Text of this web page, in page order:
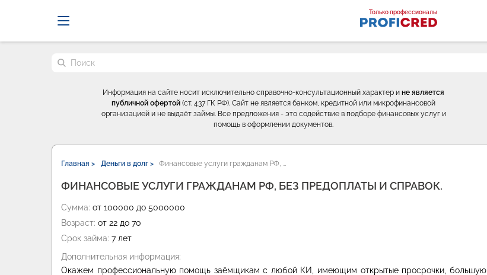
Только профессионалы
Поиск по сайту
Информация на сайте носит исключительно справочно-консультационный характер ине является
публичной офертой (ст. 437 ГК РФ). Сайт не является банком, кредитной или микрофинансовой
организацией и не выдаёт займы. Все предложения - это содействие в подборе финансовых услуг и
помощь в оформлении документов.
Главная > Деньги в долг > Финансовые услуги гражданам РФ, …
ФИНАНСОВЫЕ УСЛУГИ ГРАЖДАНАМ РФ, БЕЗ ПРЕДОПЛАТЫ И СПРАВОК.
Сумма: от 100000 до 5000000
Возраст: от 22 до 70
Срок займа: 7 лет
Дополнительная информация:
Окажем профессиональную помощь заёмщикам с любой КИ, имеющим открытые просрочки, большую